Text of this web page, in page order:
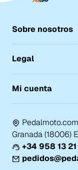
Sobre nosotros
Legal
Mi cuenta
Granada (18006)
+34 958 13